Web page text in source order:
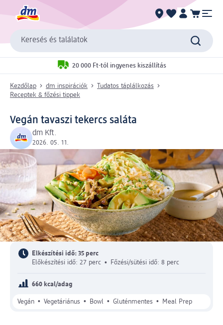
Keresés és találatok
20 000 Ft-tól ingyenes kiszállítás
Kezdőlap dm inspirációk
Tudatos táplálkozás
Receptek & főzési tippek
Vegán tavaszi tekercs saláta
dm Kft.
2026. 05. 11.
Elkészítési idő: 35 perc
Előkészítési idő: 27 perc • Főzési/sütési idő: 8 perc
660 kcal/adag
Vegán • Vegetáriánus • Bowl • Gluténmentes • Meal Prep